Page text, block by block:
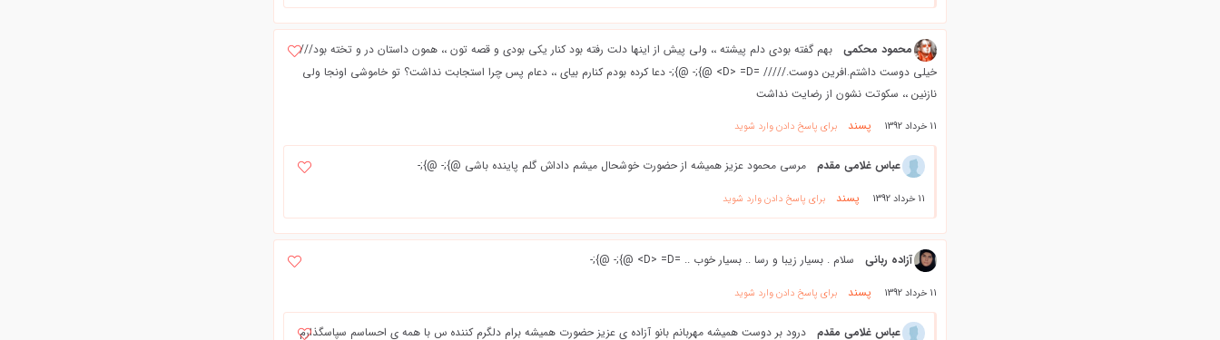
محمود محكمي
بهم گفته بودی دلم پیشته ،، ولی پیش از اینها دلت رفته بود کنار یکی بودی و قصه تون ،، همون داستان در و تخته بود///
خیلی دوست داشتم.افرین دوست.///// =D> =D> @};- @};- دعا کرده بودم کنارم بیای ،، دعام پس چرا استجابت نداشت؟ تو خاموشی اونجا ولی
نازنین ،، سکوتت نشون از رضایت نداشت
11 خرداد 1392 پسند برای پاسخ دادن وارد شوید
عباس غلامی مقدم مرسی محمود عزیز همیشه از حضورت خوشحال میشم داداش گلم پاینده باشی @};- @};-
11 خرداد 1392 پسند برای پاسخ دادن وارد شوید
آزاده ربانی سلام . بسیار زیبا و رسا .. بسیار خوب .. =D> =D> @};- @};-
11 خرداد 1392 پسند برای پاسخ دادن وارد شوید
عباس غلامی مقدم درود بر دوست همیشه مهربانم بانو آزاده ی عزیز حضورت همیشه برام دلگرم کننده س با همه ی احساسم سپاسگذارم